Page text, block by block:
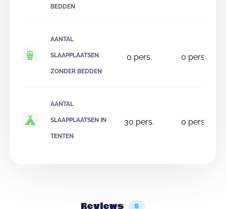
BEDDEN
AANTAL
SLAAPPLAATSEN
ZONDER BEDDEN
0 pers. 0 pers.
AANTAL
SLAAPPLAATSEN IN
TENTEN
30 pers. 0 pers.
Reviews 5